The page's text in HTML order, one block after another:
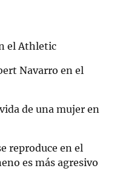
el Athletic
Navarro en el
de una mujer en
reproduce en el
es más agresivo